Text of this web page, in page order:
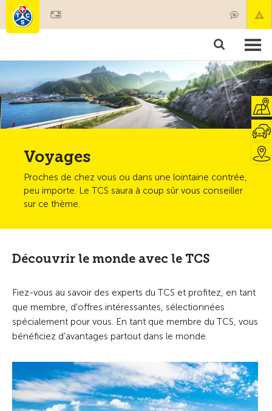
Membres & prestations
Tests, sécurité & santé
Voyages
Proches de chez vous ou dans une lointaine contrée,
peu importe. Le TCS saura à coup sûr vous conseiller
sur ce thème.
Découvrir le monde avec le TCS
Fiez-vous au savoir des experts du TCS et profitez, en tant
que membre, d'offres intéressantes, sélectionnées
spécialement pour vous. En tant que membre du TCS, vous
bénéficiez d'avantages partout dans le monde.